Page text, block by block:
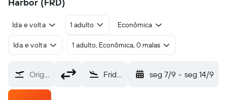
Ida e volta 1 adulto Econômica
Ida e volta 1 adulto, Econômica, 0 malas
Origem Friday Harbor (FRD) seg 7/9 - seg 14/9